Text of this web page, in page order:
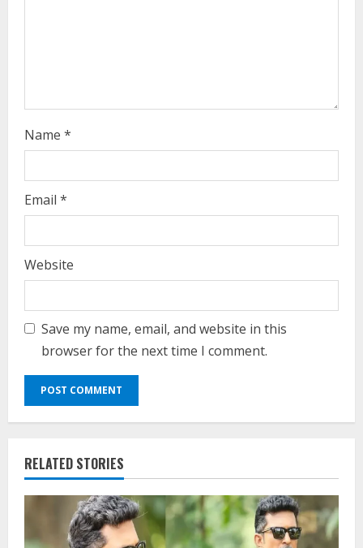
g
Name *
Email *
Website
Save my name, email, and website in this
browser for the next time I comment.
RELATED STORIES